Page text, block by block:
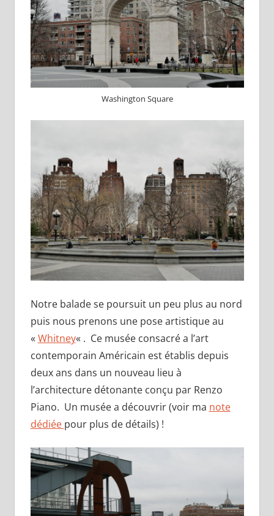
Washington Square
Notre balade se poursuit un peu plus au nord
puis nous prenons une pose artistique au
«Whitney« . Ce musée consacré a l’art
contemporain Américain est établis depuis
deux ans dans un nouveau lieu à
l’architecture détonante conçu par Renzo
Piano. Un musée a découvrir (voir ma note
dédiée pour plus de détails) !